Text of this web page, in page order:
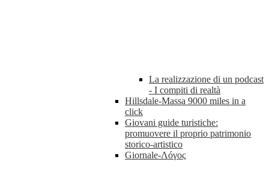
La realizzazione di un podcast
- I compiti di realtà
Hillsdale-Massa 9000 miles in a
click
Giovani guide turistiche:
promuovere il proprio patrimonio
storico-artistico
Giornale-Λóγος